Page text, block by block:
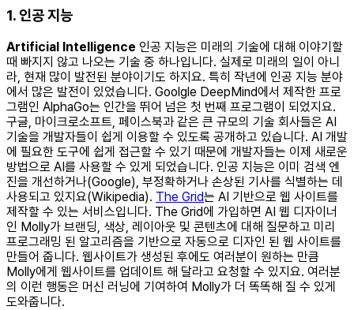
1. 인공 지능
Artificial Intelligence 인공 지능은 미래의 기술에 대해 이야기할
때 빠지지 않고 나오는 기술 중 하나입니다. 실제로 미래의 일이 아니
라, 현재 많이 발전된 분야이기도 하지요. 특히 작년에 인공 지능 분야
에서 많은 발전이 있었습니다. Goolgle DeepMind에서 제작한 프로
그램인 AlphaGo는 인간을 뛰어 넘은 첫 번째 프로그램이 되었지요.
구글, 마이크로소프트, 페이스북과 같은 큰 규모의 기술 회사들은 AI
기술을 개발자들이 쉽게 이용할 수 있도록 공개하고 있습니다. AI 개발
에 필요한 도구에 쉽게 접근할 수 있기 때문에 개발자들는 이제 새로운
방법으로 AI를 사용할 수 있게 되었습니다. 인공 지능은 이미 검색 엔
진을 개선하거나(Google), 부정확하거나 손상된 기사를 식별하는 데
사용되고 있지요(Wikipedia). The Grid는 AI 기반으로 웹 사이트를
제작할 수 있는 서비스입니다. The Grid에 가입하면 AI 웹 디자이너
인 Molly가 브랜딩, 색상, 레이아웃 및 콘텐츠에 대해 질문하고 미리
프로그래밍 된 알고리즘을 기반으로 자동으로 디자인 된 웹 사이트를
만들어 줍니다. 웹사이트가 생성된 후에도 여러분이 원하는 만큼
Molly에게 웹사이트를 업데이트 해 달라고 요청할 수 있지요. 여러분
의 이런 행동은 머신 러닝에 기여하여 Molly가 더 똑똑해 질 수 있게
도와줍니다.